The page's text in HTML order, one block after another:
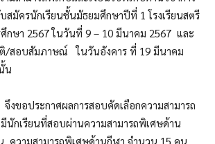
สมัครนักเรียนชั้นมัธยมศึกษาปีที่ 1 โรงเรียนสตรี
กษา 2567 ในวันที่ 9 – 10 มีนาคม 2567 และ
/สอบสัมภาษณ์ ในวันอังคาร ที่ 19 มีนาคม
น
จึงขอประกาศผลการสอบคัดเลือกความสามารถ
นักเรียนที่สอบผ่านความสามารถพิเศษด้าน
ความสามารถพิเศษด้านกีฬา จำนวน 15 คน